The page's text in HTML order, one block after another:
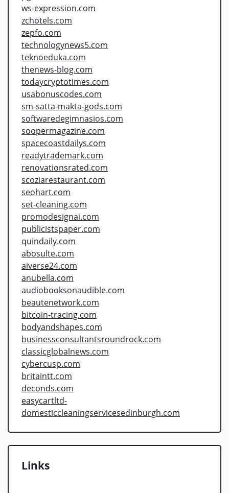
ws-expression.com
zchotels.com
zepfo.com
technologynews5.com
teknoeduka.com
thenews-blog.com
todaycryptotimes.com
usabonuscodes.com
sm-satta-makta-gods.com
softwaredegimnasios.com
soopermagazine.com
spacecoastdailys.com
readytrademark.com
renovationsrated.com
scoziarestaurant.com
seohart.com
set-cleaning.com
promodesignai.com
publicistspaper.com
quindaily.com
abosulte.com
aiverse24.com
anubella.com
audiobooksonaudible.com
beautenetwork.com
bitcoin-tracing.com
bodyandshapes.com
businessconsultantsroundrock.com
classicglobalnews.com
cybercusp.com
britaintt.com
deconds.com
easycartltd-
domesticcleaningservicesedinburgh.com
Links